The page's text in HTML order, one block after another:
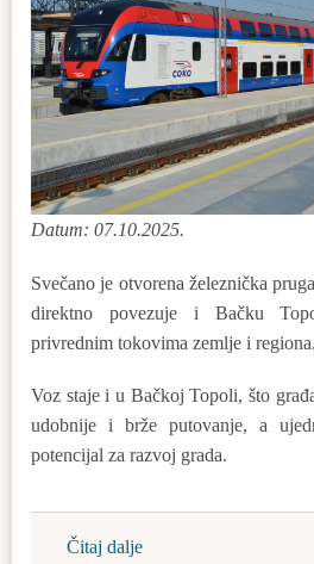
Datum: 07.10.2025.
Svečano je otvorena železnička
direktno povezuje i Bačku
privrednim tokovima zemlje i regiona.
Voz staje i u Bačkoj Topoli, što
udobnije i brže putovanje, a
potencijal za razvoj grada.
Čitaj dalje